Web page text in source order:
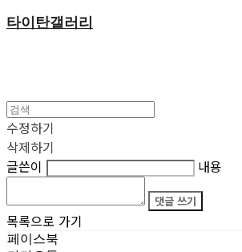
타이탄갤러리
수정하기
삭제하기
글쓴이
내용
댓글 쓰기
목록으로 가기
페이스북